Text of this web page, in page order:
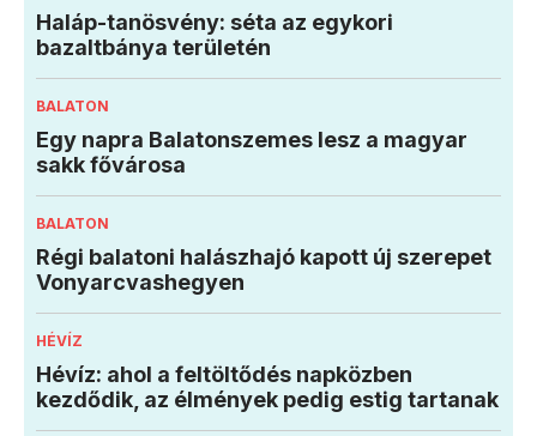
Haláp-tanösvény: séta az egykori
bazaltbánya területén
BALATON
Egy napra Balatonszemes lesz a magyar
sakk fővárosa
BALATON
Régi balatoni halászhajó kapott új szerepet
Vonyarcvashegyen
HÉVÍZ
Hévíz: ahol a feltöltődés napközben
kezdődik, az élmények pedig estig tartanak